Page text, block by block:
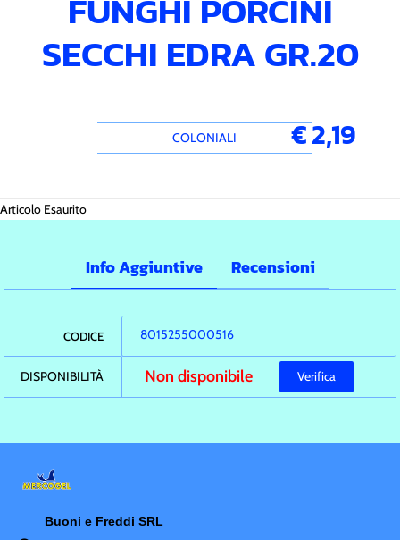
FUNGHI PORCINI
SECCHI EDRA GR.20
COLONIALI € 2,19
Articolo Esaurito
Info Aggiuntive Recensioni
CODICE 8015255000516
DISPONIBILITÀ Verifica
Non disponibile
Buoni e Freddi SRL